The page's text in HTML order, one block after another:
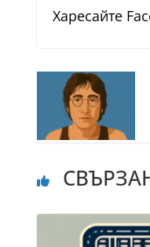
Харесайте